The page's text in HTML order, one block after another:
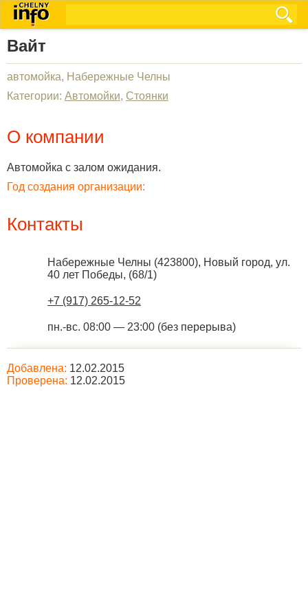
Вайт
автомойка, Набережные Челны
Категории: Автомойки, Стоянки
О компании
Автомойка с залом ожидания.
Год создания организации:
Контакты
Набережные Челны (423800), Новый город, ул.
40 лет Победы, (68/1)
+7 (917) 265-12-52
пн.-вс. 08:00 — 23:00 (без перерыва)
Добавлена: 12.02.2015
Проверена: 12.02.2015